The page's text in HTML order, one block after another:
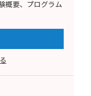
概要、プログラム